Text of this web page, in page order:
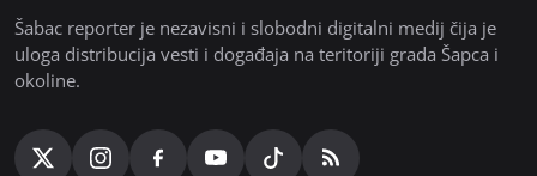
Šabac reporter je nezavisni i slobodni digitalni medij čija je
uloga distribucija vesti i događaja na teritoriji grada Šapca i
okoline.